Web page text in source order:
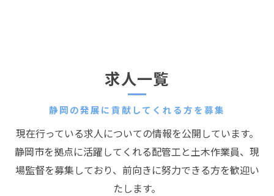
静岡の発展に貢献してくれる方を募集
求人一覧
現在行っている求人についての情報を公開しています。
静岡市を拠点に活躍してくれる配管工と土木作業員、現
場監督を募集しており、前向きに努力できる方を歓迎い
たします。